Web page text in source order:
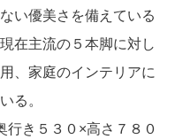
い優美さを備えている
在主流の５本脚に対し
、家庭のインテリアに
る。
き５３０×高さ７８０